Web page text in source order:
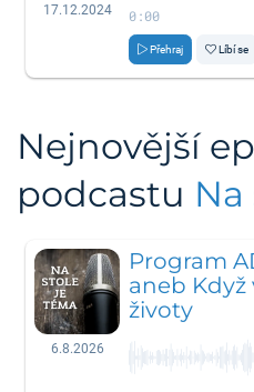
17.12.2024 0:00
Přehraj Líbí se
Nejnovější
podcastu
6.8.2026
Program
aneb
životy